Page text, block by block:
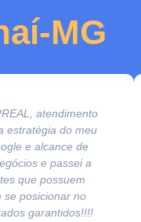
MG
atendimento
estratégia do meu
e alcance de
e passei a
que possuem
se posicionar no
garantidos!!!!